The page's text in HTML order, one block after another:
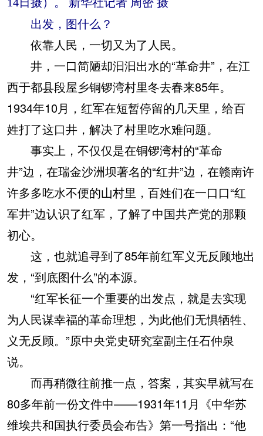
出发，图什么？
依靠人民，一切又为了人民。
井，一口简陋却汩汩出水的“革命井”，在江
西于都县段屋乡铜锣湾村里冬去春来85年。
1934年10月，红军在短暂停留的几天里，给百
姓打了这口井，解决了村里吃水难问题。
事实上，不仅仅是在铜锣湾村的“革命
井”边，在瑞金沙洲坝著名的“红井”边，在赣南许
许多多吃水不便的山村里，百姓们在一口口“红
军井”边认识了红军，了解了中国共产党的那颗
初心。
这，也就追寻到了85年前红军义无反顾地出
发，“到底图什么”的本源。
“红军长征一个重要的出发点，就是去实现
为人民谋幸福的革命理想，为此他们无惧牺牲、
义无反顾。”原中央党史研究室副主任石仲泉
说。
而再稍微往前推一点，答案，其实早就写在
80多年前一份文件中——1931年11月《中华苏
维埃共和国执行委员会布告》第一号指出：“他